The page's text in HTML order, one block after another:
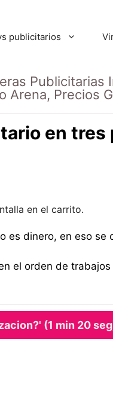
publicitarios
Publicitarias
Arena, Precios
en tres
en el carrito.
es dinero, en eso se
el orden de
(1 min 20